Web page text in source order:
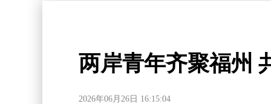
两岸青年齐聚福州
2026年06月26日 16:15:04